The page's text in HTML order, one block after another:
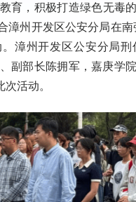
育，积极打造绿色无毒
州开发区公安分局在
漳州开发区公安分局刑
副部长陈拥军，嘉庚学
活动。